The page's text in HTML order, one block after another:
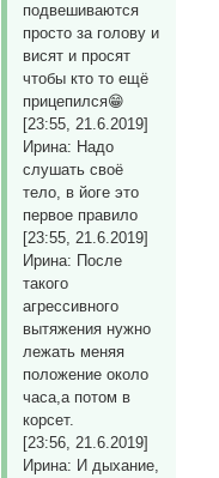
подвешиваются
просто за голову и
висят и просят
чтобы кто то ещё
прицепился😁
[23:55, 21.6.2019]
Ирина: Надо
слушать своё
тело, в йоге это
первое правило
[23:55, 21.6.2019]
Ирина: После
такого
агрессивного
вытяжения нужно
лежать меняя
положение около
часа,а потом в
корсет.
[23:56, 21.6.2019]
Ирина: И дыхание,